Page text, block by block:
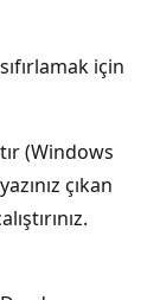
için
(Windows
çıkan